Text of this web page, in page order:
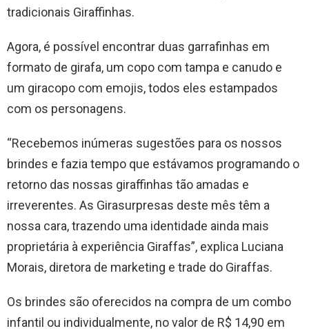
tradicionais Giraffinhas.
Agora, é possível encontrar duas garrafinhas em
formato de girafa, um copo com tampa e canudo e
um giracopo com emojis, todos eles estampados
com os personagens.
“Recebemos inúmeras sugestões para os nossos
brindes e fazia tempo que estávamos programando o
retorno das nossas giraffinhas tão amadas e
irreverentes. As Girasurpresas deste mês têm a
nossa cara, trazendo uma identidade ainda mais
proprietária à experiência Giraffas”, explica Luciana
Morais, diretora de marketing e trade do Giraffas.
Os brindes são oferecidos na compra de um combo
infantil ou individualmente, no valor de R$ 14,90 em